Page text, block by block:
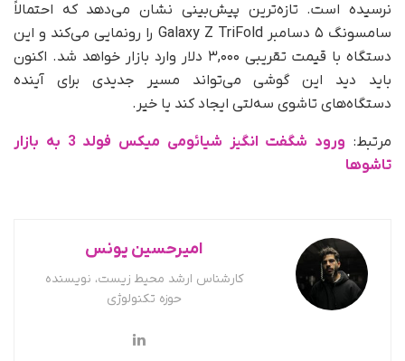
نرسیده است. تازه‌ترین پیش‌بینی نشان می‌دهد که احتمالاً
سامسونگ ۵ دسامبر Galaxy Z TriFold را رونمایی می‌کند و این
دستگاه با قیمت تقریبی ۳,۰۰۰ دلار وارد بازار خواهد شد. اکنون
باید دید این گوشی می‌تواند مسیر جدیدی برای آینده
دستگاه‌های تاشوی سه‌لتی ایجاد کند یا خیر.
مرتبط:
ورود شگفت انگیز شیائومی میکس فولد 3 به بازار
تاشوها
امیرحسین یونس
کارشناس ارشد محیط زیست، نویسنده
حوزه تکنولوژی